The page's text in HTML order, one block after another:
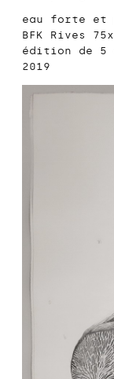
eau forte et
BFK Rives
édition de 5
2019